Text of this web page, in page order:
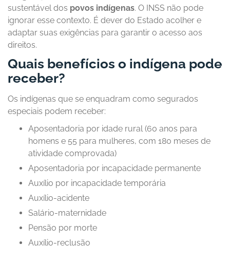
sustentável dos povos indígenas. O INSS não pode
ignorar esse contexto. É dever do Estado acolher e
adaptar suas exigências para garantir o acesso aos
direitos.
Quais benefícios o indígena pode
receber?
Os indígenas que se enquadram como segurados
especiais podem receber:
Aposentadoria por idade rural (60 anos para
homens e 55 para mulheres, com 180 meses de
atividade comprovada)
Aposentadoria por incapacidade permanente
Auxílio por incapacidade temporária
Auxílio-acidente
Salário-maternidade
Pensão por morte
Auxílio-reclusão